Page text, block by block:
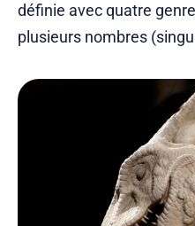
définie avec quatre
plusieurs nombres